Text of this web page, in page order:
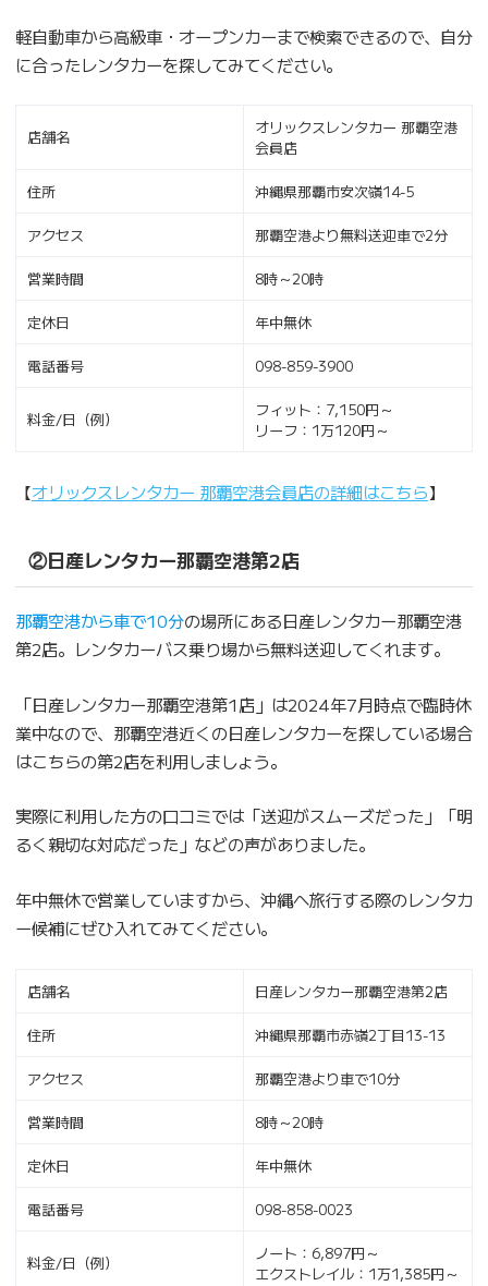
軽自動車から高級車・オープンカーまで検索できるので、自分
に合ったレンタカーを探してみてください。
店舗名
オリックスレンタカー 那覇空港
会員店
住所 沖縄県那覇市安次嶺14-5
アクセス 那覇空港より無料送迎車で2分
営業時間 8時～20時
定休日 年中無休
電話番号 098-859-3900
料金/日（例）
フィット：7,150円～
リーフ：1万120円～
【オリックスレンタカー 那覇空港会員店の詳細はこちら】
②日産レンタカー那覇空港第2店
那覇空港から車で10分の場所にある日産レンタカー那覇空港
第2店。レンタカーバス乗り場から無料送迎してくれます。
「日産レンタカー那覇空港第1店」は2024年7月時点で臨時休
業中なので、那覇空港近くの日産レンタカーを探している場合
はこちらの第2店を利用しましょう。
実際に利用した方の口コミでは「送迎がスムーズだった」「明
るく親切な対応だった」などの声がありました。
年中無休で営業していますから、沖縄へ旅行する際のレンタカ
ー候補にぜひ入れてみてください。
店舗名 日産レンタカー那覇空港第2店
住所 沖縄県那覇市赤嶺2丁目13-13
アクセス 那覇空港より車で10分
営業時間 8時～20時
定休日 年中無休
電話番号 098-858-0023
料金/日（例）
ノート：6,897円～
エクストレイル：1万1,385円～